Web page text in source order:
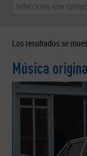
Selecciona una
Los resultados se
Música